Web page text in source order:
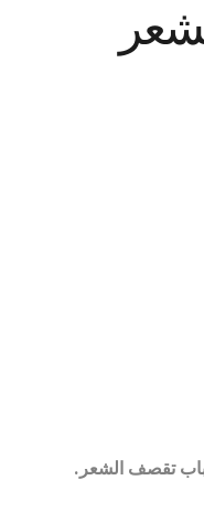
تقصف الشعر .